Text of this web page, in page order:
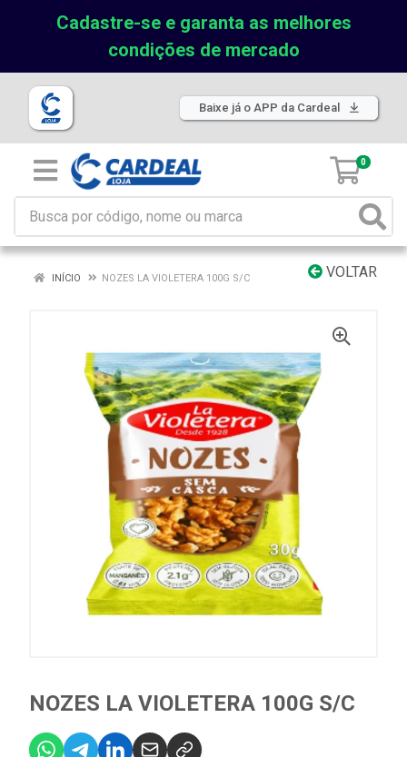
Cadastre-se e garanta as melhores
condições de mercado
Baixe já o APP da Cardeal
0
VOLTAR
INÍCIO NOZES LA VIOLETERA 100G S/C
NOZES LA VIOLETERA 100G S/C